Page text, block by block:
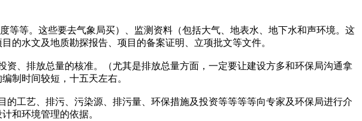
等。这些要去气象局买）、监测资料（包括大气、地表水、地下水和声环境。这
的水文及地质勘探报告、项目的备案证明、立项批文等文件。
、排放总量的核准。（尤其是排放总量方面，一定要让建设方多和环保局沟通拿
制时间较短，十五天左右。
工艺、排污、污染源、排污量、环保措施及投资等等等等向专家及环保局进行介
和环境管理的依据。